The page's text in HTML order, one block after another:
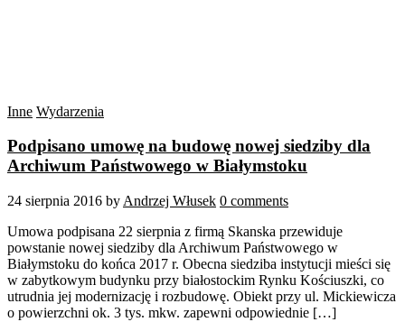
Inne Wydarzenia
Podpisano umowę na budowę nowej siedziby dla
Archiwum Państwowego w Białymstoku
24 sierpnia 2016 by Andrzej Włusek 0 comments
Umowa podpisana 22 sierpnia z firmą Skanska przewiduje
powstanie nowej siedziby dla Archiwum Państwowego w
Białymstoku do końca 2017 r. Obecna siedziba instytucji mieści się
w zabytkowym budynku przy białostockim Rynku Kościuszki, co
utrudnia jej modernizację i rozbudowę. Obiekt przy ul. Mickiewicza
o powierzchni ok. 3 tys. mkw. zapewni odpowiednie […]